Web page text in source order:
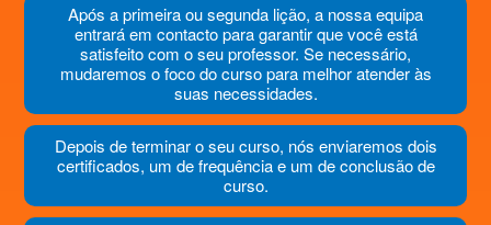
Após a primeira ou segunda lição, a nossa equipa
entrará em contacto para garantir que você está
satisfeito com o seu professor. Se necessário,
mudaremos o foco do curso para melhor atender às
suas necessidades.
Depois de terminar o seu curso, nós enviaremos dois
certificados, um de frequência e um de conclusão de
curso.